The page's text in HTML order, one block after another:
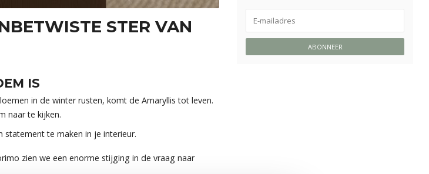
STER VAN
IS
in de winter rusten, komt de Amaryllis tot leven.
naar te kijken.
statement te maken in je interieur.
zien we een enorme stijging in de vraag naar
ABONNEER